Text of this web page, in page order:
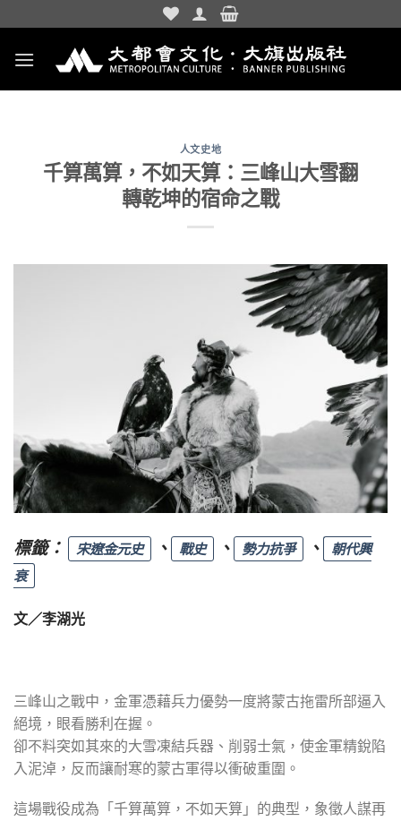
to
content
人文史地
千算萬算，不如天算：三峰山大雪翻
轉乾坤的宿命之戰
標籤： 宋遼金元史 、 戰史 、 勢力抗爭 、
朝代興
衰
文／李湖光
三峰山之戰中，金軍憑藉兵力優勢一度將蒙古拖雷所部逼入
絕境，眼看勝利在握。
卻不料突如其來的大雪凍結兵器、削弱士氣，使金軍精銳陷
入泥淖，反而讓耐寒的蒙古軍得以衝破重圍。
這場戰役成為「千算萬算，不如天算」的典型，象徵人謀再